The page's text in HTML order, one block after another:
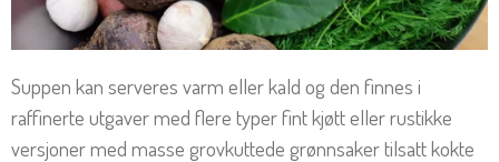
Suppen kan serveres varm eller kald og den finnes i
raffinerte utgaver med flere typer fint kjøtt eller rustikke
versjoner med masse grovkuttede grønnsaker tilsatt kokte